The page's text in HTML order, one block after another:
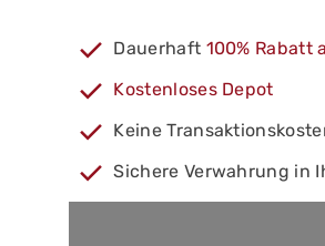
Dauerhaft 100% Rabatt
Kostenloses Depot
Keine
Sichere Verwahrung in